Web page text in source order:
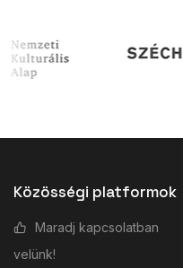
Közösségi platformok
Maradj kapcsolatban
velünk!